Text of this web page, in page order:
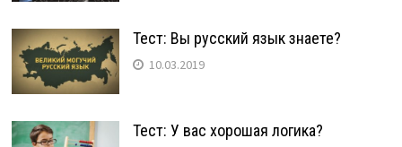
Тест: Вы русский язык знаете?
10.03.2019
Тест: У вас хорошая логика?